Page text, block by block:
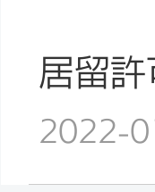
居留
2022-